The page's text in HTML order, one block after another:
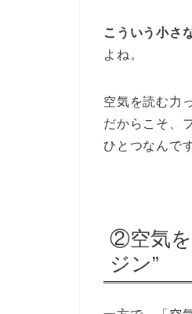
こういう小さ
よね。
空気を読む力
だからこそ、
ひとつなんで
②空気を
ジン”